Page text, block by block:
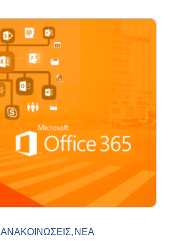
ΑΝΑΚΟΙΝΏΣΕΙΣ, ΝΈΑ